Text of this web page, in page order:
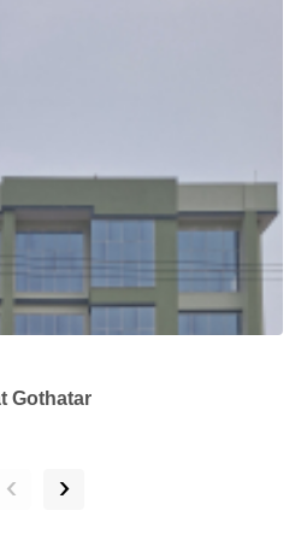
Gothatar
‹ ›